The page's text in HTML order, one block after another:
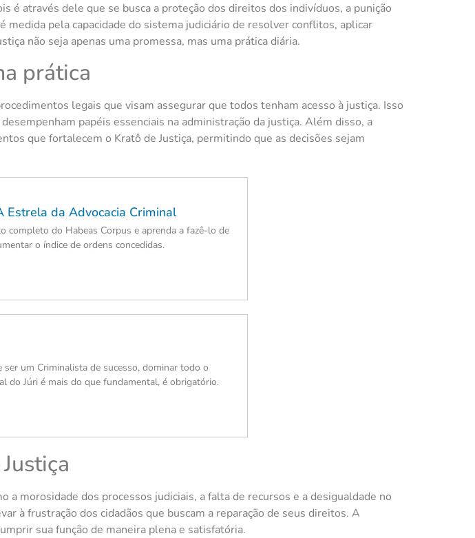
é através dele que se busca a proteção dos direitos dos indivíduos, a punição
medida pela capacidade do sistema judiciário de resolver conflitos, aplicar
não seja apenas uma promessa, mas uma prática diária.
prática
legais que visam assegurar que todos tenham acesso à justiça. Isso
papéis essenciais na administração da justiça. Além disso, a
que fortalecem o Kratô de Justiça, permitindo que as decisões sejam
Estrela da Advocacia Criminal
completo do Habeas Corpus e aprenda a fazê-lo de
o índice de ordens concedidas.
ser um Criminalista de sucesso, dominar todo o
do Júri é mais do que fundamental, é obrigatório.
morosidade dos processos judiciais, a falta de recursos e a desigualdade no
à frustração dos cidadãos que buscam a reparação de seus direitos. A
sua função de maneira plena e satisfatória.